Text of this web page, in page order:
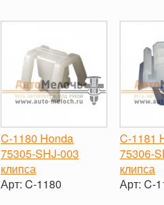
-
+
-
C-1180 Honda
75305-SHJ-003
клипса
Арт: C-1180
C-1181
75306-
клипса
Арт: C-